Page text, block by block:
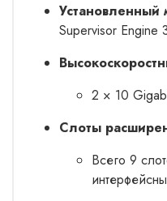
Установленный
Supervisor Engine
2 × 10
Слоты
Всего 9